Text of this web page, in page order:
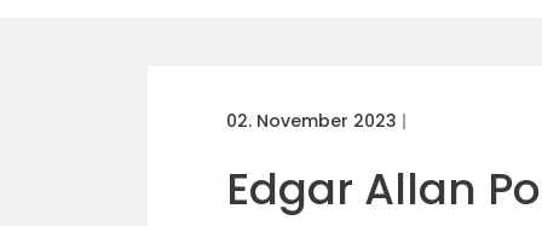
02. November 2023
Edgar Allan